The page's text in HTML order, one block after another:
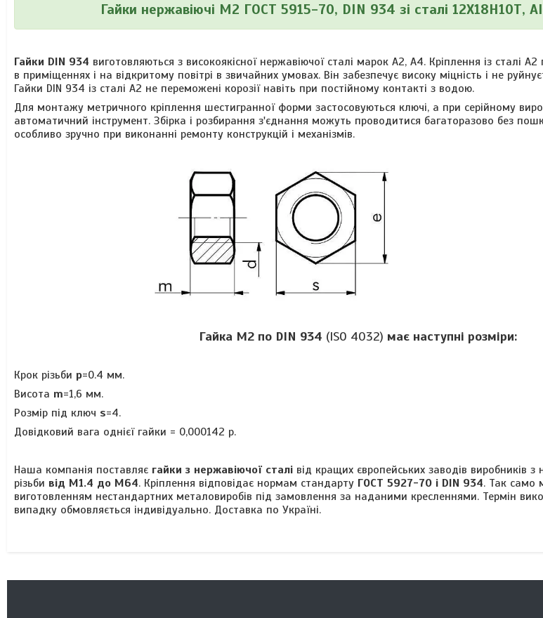
Гайки нержавіючі М2 ГОСТ 5915-70, DIN 934 зі сталі 12Х18Н10Т,
Гайки DIN 934 виготовляються з високоякісної нержавіючої сталі марок А2, А4. Кріплення із сталі
в приміщеннях і на відкритому повітрі в звичайних умовах. Він забезпечує високу міцність і не
Гайки DIN 934 із сталі А2 не переможені корозії навіть при постійному контакті з водою.
Для монтажу метричного кріплення шестигранної форми застосовуються ключі, а при серійному
автоматичний інструмент. Збірка і розбирання з'єднання можуть проводитися багаторазово без
особливо зручно при виконанні ремонту конструкцій і механізмів.
Гайка М2 по DIN 934 (ISO 4032) має наступні розміри:
Крок різьби р=0.4 мм.
Висота m=1,6 мм.
Розмір під ключ s=4.
Довідковий вага однієї гайки = 0,000142 р.
Наша компанія поставляє гайки з нержавіючої сталі від кращих європейських заводів виробників
різьби від М1.4 до М64. Кріплення відповідає нормам стандарту ГОСТ 5927-70 і DIN 934. Так само
виготовленням нестандартних металовиробів під замовлення за наданими кресленнями. Термін
випадку обмовляється індивідуально. Доставка по Україні.